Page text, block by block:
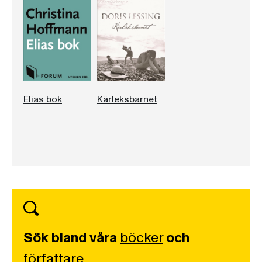
Elias bok Kärleksbarnet
Sök bland våra böckeroch